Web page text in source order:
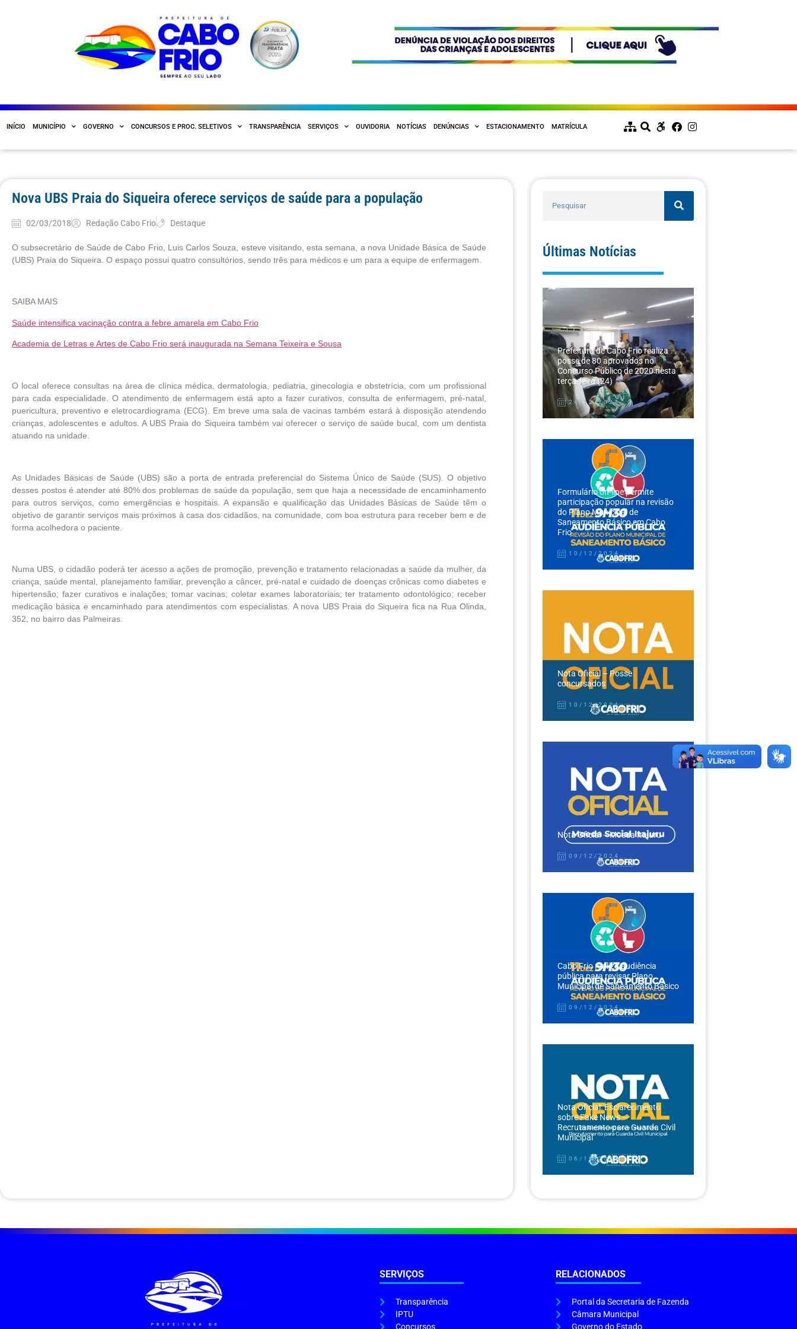
INÍCIO MUNICÍPIO GOVERNO CONCURSOS E PROC. SELETIVOS TRANSPARÊNCIA SERVIÇOS OUVIDORIA NOTÍCIAS DENÚNCIAS ESTACIONAMENTO MATRÍCULA
Nova UBS Praia do Siqueira oferece serviços de saúde para a população
02/03/2018 Redação Cabo Frio Destaque
O subsecretário de Saúde de Cabo Frio, Luis Carlos Souza, esteve visitando, esta semana, a nova Unidade Básica de Saúde
(UBS) Praia do Siqueira. O espaço possui quatro consultórios, sendo três para médicos e um para a equipe de enfermagem.
SAIBA MAIS
Saúde intensifica vacinação contra a febre amarela em Cabo Frio
Academia de Letras e Artes de Cabo Frio será inaugurada na Semana Teixeira e Sousa
O local oferece consultas na área de clínica médica, dermatologia, pediatria, ginecologia e obstetrícia, com um profissional
para cada especialidade. O atendimento de enfermagem está apto a fazer curativos, consulta de enfermagem, pré-natal,
puericultura, preventivo e eletrocardiograma (ECG). Em breve uma sala de vacinas também estará à disposição atendendo
crianças, adolescentes e adultos. A UBS Praia do Siqueira também vai oferecer o serviço de saúde bucal, com um dentista
atuando na unidade.
As Unidades Básicas de Saúde (UBS) são a porta de entrada preferencial do Sistema Único de Saúde (SUS). O objetivo
desses postos é atender até 80% dos problemas de saúde da população, sem que haja a necessidade de encaminhamento
para outros serviços, como emergências e hospitais. A expansão e qualificação das Unidades Básicas de Saúde têm o
objetivo de garantir serviços mais próximos à casa dos cidadãos, na comunidade, com boa estrutura para receber bem e de
forma acolhedora o paciente.
Numa UBS, o cidadão poderá ter acesso a ações de promoção, prevenção e tratamento relacionadas a saúde da mulher, da
criança, saúde mental, planejamento familiar, prevenção a câncer, pré-natal e cuidado de doenças crônicas como diabetes e
hipertensão; fazer curativos e inalações; tomar vacinas; coletar exames laboratoriais; ter tratamento odontológico; receber
medicação básica e encaminhado para atendimentos com especialistas. A nova UBS Praia do Siqueira fica na Rua Olinda,
352, no bairro das Palmeiras.
Últimas Notícias
Prefeitura de Cabo Frio realiza
posse de 80 aprovados no
Concurso Público de 2020 nesta
terça-feira (24)
24/12/2024
Formulário on-line permite
participação popular na revisão
do Plano Municipal de
Saneamento Básico em Cabo
Frio
10/12/2024
Nota Oficial – Posse
concursados
10/12/2024
Nota Oficial – Moeda Itajuru
09/12/2024
Cabo Frio realiza audiência
pública para revisar Plano
Municipal de Saneamento Básico
09/12/2024
Nota Oficial: Esclarecimento
sobre Fake News –
Recrutamento para Guarda Civil
Municipal
06/12/2024
SERVIÇOS
Transparência
IPTU
Concursos
RELACIONADOS
Portal da Secretaria de Fazenda
Câmara Municipal
Governo do Estado